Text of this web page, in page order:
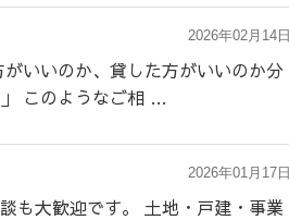
2026年02月14日
いいのか、貸した方がいいのか分
このようなご相 …
2026年01月17日
も大歓迎です。 土地・戸建・事業